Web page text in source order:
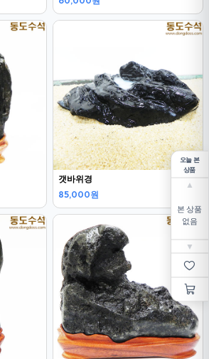
오늘 본
상품
▲
본 상품
없음
▼
갯바위경
85,000원